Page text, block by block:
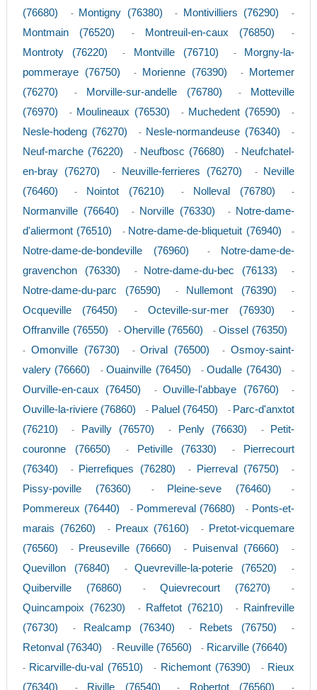
(76680)
- Montigny (76380) - Montivilliers (76290) -
Montmain (76520) - Montreuil-en-caux (76850) -
Montroty (76220) - Montville (76710) -
Morgny-la-
pommeraye (76750)
- Morienne (76390) -
Mortemer
(76270)
- Morville-sur-andelle (76780) -
Motteville
(76970)
- Moulineaux (76530) - Muchedent (76590) -
Nesle-hodeng (76270) - Nesle-normandeuse (76340) -
Neuf-marche (76220) - Neufbosc (76680) - Neufchatel-
en-bray (76270)
- Neuville-ferrieres (76270) -
Neville
(76460)
- Nointot (76210) - Nolleval (76780) -
Normanville (76640) - Norville (76330) -
Notre-dame-
d'aliermont (76510)
- Notre-dame-de-bliquetuit (76940) -
Notre-dame-de-bondeville (76960) -
Notre-dame-de-
gravenchon (76330)
- Notre-dame-du-bec (76133) -
Notre-dame-du-parc (76590) - Nullemont (76390) -
Ocqueville (76450) - Octeville-sur-mer (76930) -
Offranville (76550) - Oherville (76560) -Oissel (76350)
- Omonville (76730) -Orival (76500) -Osmoy-saint-
valery (76660)
-Ouainville (76450) -Oudalle (76430) -
Ourville-en-caux (76450) -Ouville-l'abbaye (76760) -
Ouville-la-riviere (76860) - Paluel (76450) - Parc-d'anxtot
(76210)
- Pavilly (76570) - Penly (76630) -
Petit-
couronne (76650)
- Petiville (76330) -
Pierrecourt
(76340)
- Pierrefiques (76280) - Pierreval (76750) -
Pissy-poville (76360) - Pleine-seve (76460) -
Pommereux (76440) - Pommereval (76680) - Ponts-et-
marais (76260)
- Preaux (76160) -
Pretot-vicquemare
(76560)
- Preuseville (76660) - Puisenval (76660) -
Quevillon (76840) -Quevreville-la-poterie (76520) -
Quiberville (76860) - Quievrecourt (76270) -
Quincampoix (76230) - Raffetot (76210) -
Rainfreville
(76730)
- Realcamp (76340) - Rebets (76750) -
Retonval (76340) - Reuville (76560) - Ricarville (76640)
- Ricarville-du-val (76510) - Richemont (76390) - Rieux
(76340)
Riville (76540) Robertot (76560)